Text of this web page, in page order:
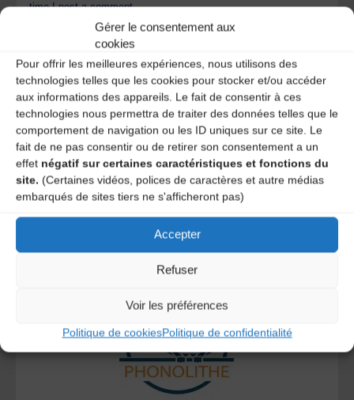
Gérer le consentement aux
cookies
Pour offrir les meilleures expériences, nous utilisons des
technologies telles que les cookies pour stocker et/ou accéder
aux informations des appareils. Le fait de consentir à ces
technologies nous permettra de traiter des données telles que le
comportement de navigation ou les ID uniques sur ce site. Le
fait de ne pas consentir ou de retirer son consentement a un
effet négatif sur certaines caractéristiques et fonctions du
site. (Certaines vidéos, polices de caractères et autre médias
embarqués de sites tiers ne s'afficheront pas)
Accepter
Refuser
Voir les préférences
Politique de cookiesPolitique de confidentialité
time I post a comment.
Ce site utilise Akismet pour réduire les indésirables.En
savoir plus sur la façon dont les données de vos
commentaires sont traitées.